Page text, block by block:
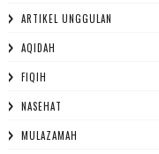
ARTIKEL UNGGULAN
AQIDAH
FIQIH
NASEHAT
MULAZAMAH